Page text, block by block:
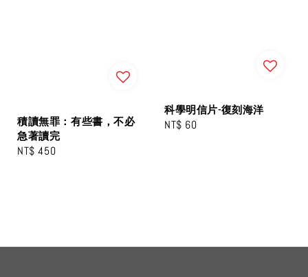
積讀無罪：有些書，不必
急著讀完
Regular
NT$ 450
科學明信片-復刻海洋
Regular
NT$ 60